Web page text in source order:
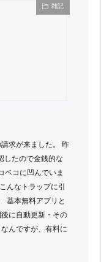
雑記
求が来ました。 昨
したので金銭的な
ベコに凹んでいま
んなトラップに引
基本無料アプリと
に自動更新・その
んですが、有料に